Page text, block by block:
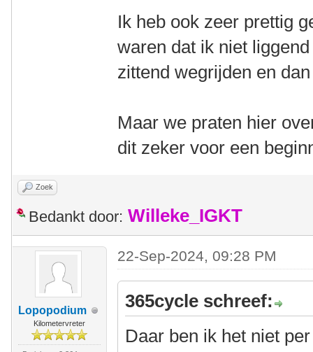
Ik heb ook zeer prettig
waren dat ik niet
zittend wegrijden en
Maar we praten hier
dit zeker voor een
Zoek
Bedankt door: Willeke_IGKT
Lopopodium
Kilometervreter
22-Sep-2024, 09:28 PM
365cycle schreef:
Daar ben ik het niet